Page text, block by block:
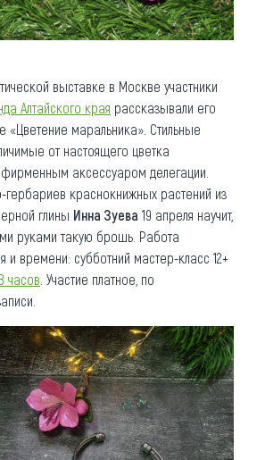
выставке в Москве участники
Алтайского края рассказывали его
«Цветение маральника». Стильные
от настоящего цветка
фирменным аксессуаром делегации.
гербариев краснокнижных растений из
глины Инна Зуева 19 апреля научит,
руками такую брошь. Работа
и времени: субботний мастер-класс 12+
часов . Участие платное, по